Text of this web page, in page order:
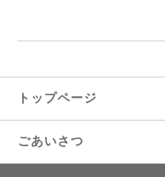
トップページ
ごあいさつ